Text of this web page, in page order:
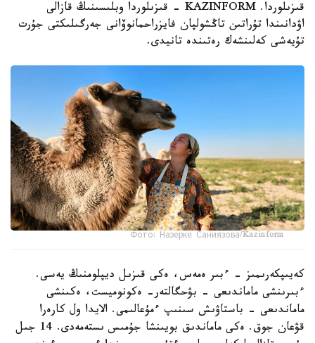
قىزىلوردا. KAZINFORM - قىزىلوردا وبلىسىنىڭ قازالى
اۋدانىندا تۇراتىن تاڭشولپان فايزراحمانوۆانى جەرگىلىكتى جۇرت
تۇيەشى كەلىنشەك رەتىندە تانيدى.
Фото: Назерке Саниязова/Kazinform
كەيىپكەرىمىز - ءبىر ەمەس، ەكى قىزىل ديپلومنىڭ يەسى.
ءبىرىنشى ماماندىعى - بۋحگالتەر- ەكونوميست، ەكىنشى
ماماندىعى - باستاۋىش سىنىپ ءمۇعالىمى. الايدا ول كارەرا
قۋعان جوق. ەكى ماماندىق بويىنشا جۇمىس ىستەمەدى. 14 جىل